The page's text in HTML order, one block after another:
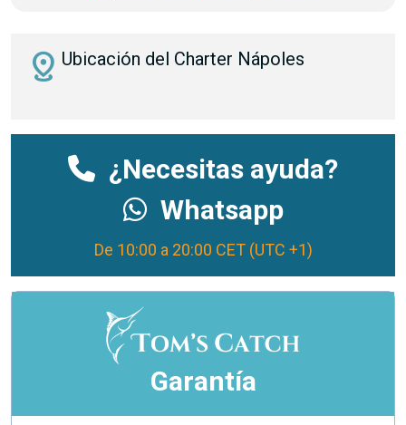
distance Ubicación del Charter Nápoles
¿Necesitas ayuda?
Whatsapp
De 10:00 a 20:00 CET (UTC +1)
Garantía